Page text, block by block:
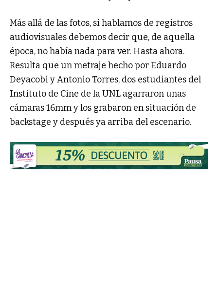
Más allá de las fotos, si hablamos de registros
audiovisuales debemos decir que, de aquella
época, no había nada para ver. Hasta ahora.
Resulta que un metraje hecho por Eduardo
Deyacobi y Antonio Torres, dos estudiantes del
Instituto de Cine de la UNL agarraron unas
cámaras 16mm y los grabaron en situación de
backstage y después ya arriba del escenario.